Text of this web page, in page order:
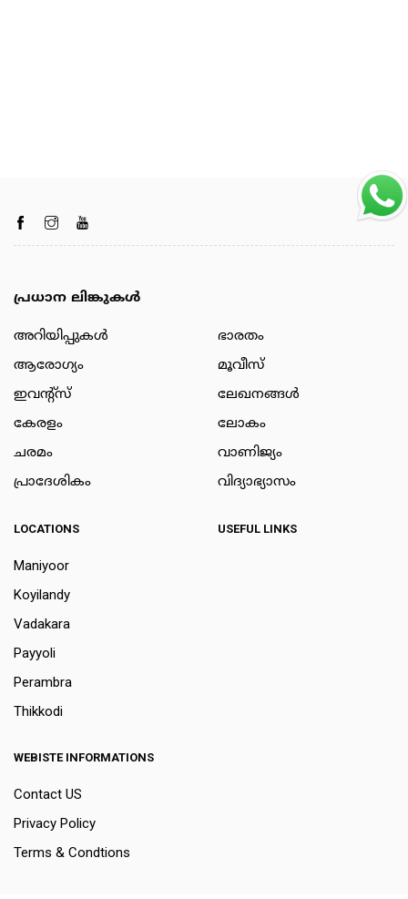
പ്രധാന ലിങ്കുകൾ
അറിയിപ്പുകള്‍
ആരോഗ്യം
ഇവന്റ്സ്
കേരളം
ചരമം
പ്രാദേശികം
ഭാരതം
മൂവീസ്
ലേഖനങ്ങള്‍
ലോകം
വാണിജ്യം
വിദ്യാഭ്യാസം
LOCATIONS
Maniyoor
Koyilandy
Vadakara
Payyoli
Perambra
Thikkodi
USEFUL LINKS
WEBISTE INFORMATIONS
Contact US
Privacy Policy
Terms & Condtions